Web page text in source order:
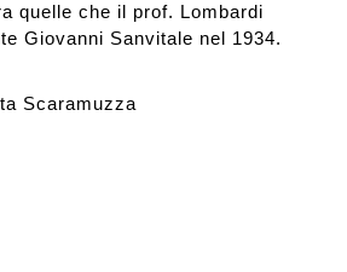
quelle che il prof. Lombardi
Giovanni Sanvitale nel 1934.
Scaramuzza